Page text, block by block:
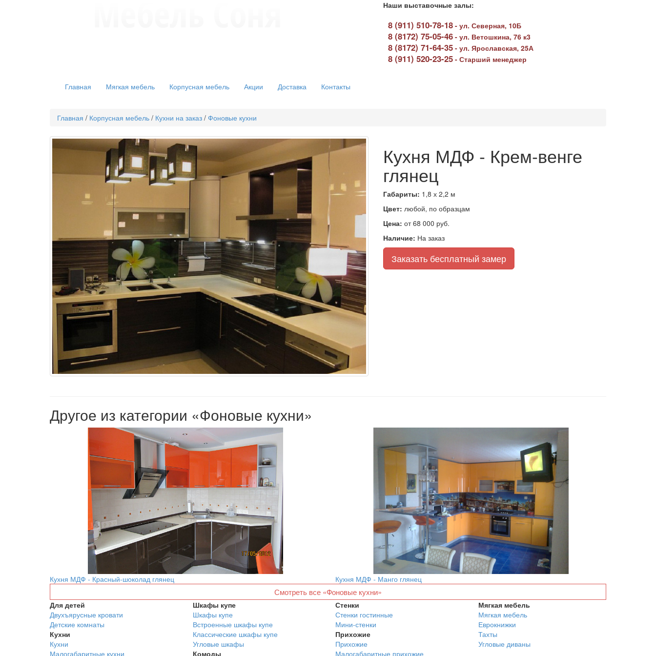
Наши выставочные залы:
8 (911) 510-78-18- ул. Северная, 10Б
8 (8172) 75-05-46- ул. Ветошкина, 76 к3
8 (8172) 71-64-35- ул. Ярославская, 25А
8 (911) 520-23-25- Старший менеджер
Главная Мягкая мебель Корпусная мебель Акции Доставка Контакты
Главная / Корпусная мебель / Кухни на заказ / Фоновые кухни
Кухня МДФ - Крем-венге
глянец
Габариты: 1,8 х 2,2 м
Цвет: любой, по образцам
Цена: от 68 000 руб.
Наличие: На заказ
Заказать бесплатный замер
Другое из категории «Фоновые кухни»
Кухня МДФ - Красный-шоколад глянец Кухня МДФ - Манго глянец
Смотреть все «Фоновые кухни»
Для детей
Двухъярусные кровати
Детские комнаты
Кухни
Кухни
Малогабаритные кухни
Шкафы купе
Шкафы купе
Встроенные шкафы купе
Классические шкафы купе
Угловые шкафы
Комоды
Стенки
Стенки гостинные
Мини-стенки
Прихожие
Прихожие
Малогабаритные прихожие
Мягкая мебель
Мягкая мебель
Еврокнижки
Тахты
Угловые диваны